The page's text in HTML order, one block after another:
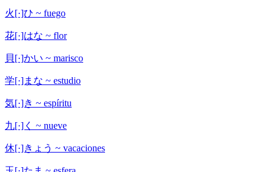
火[·]ひ ~ fuego
花[·]はな ~ flor
貝[·]かい ~ marisco
学[·]まな ~ estudio
気[·]き ~ espíritu
九[·]く ~ nueve
休[·]きょう ~ vacaciones